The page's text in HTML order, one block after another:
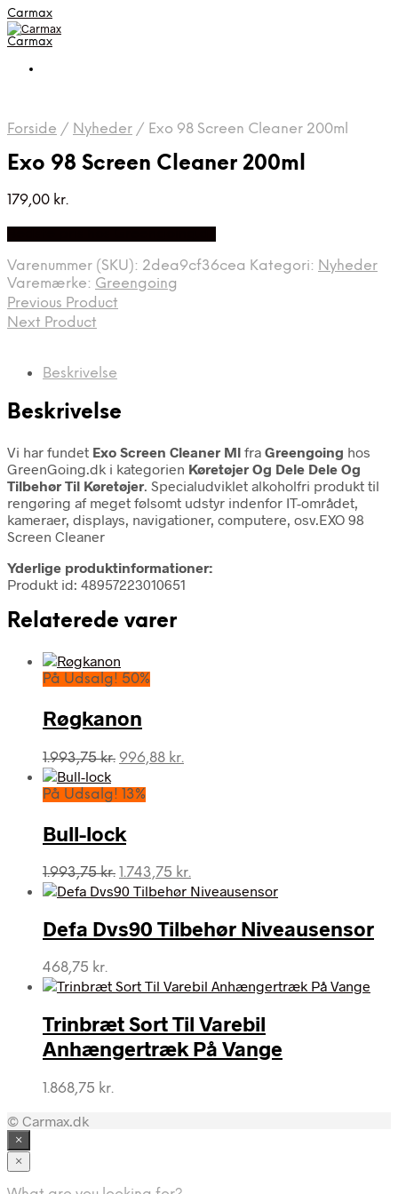
Carmax
Carmax
Forside / Nyheder / Exo 98 Screen Cleaner 200ml
Exo 98 Screen Cleaner 200ml
179,00 kr.
Varenummer (SKU): 2dea9cf36cea Kategori: Nyheder
Varemærke: Greengoing
Previous Product
Next Product
Beskrivelse
Beskrivelse
Vi har fundet Exo Screen Cleaner Ml fra Greengoing hos
GreenGoing.dk i kategorien Køretøjer Og Dele Dele Og
Tilbehør Til Køretøjer. Specialudviklet alkoholfri produkt til
rengøring af meget følsomt udstyr indenfor IT-området,
kameraer, displays, navigationer, computere, osv.EXO 98
Screen Cleaner
Yderlige produktinformationer:
Produkt id: 48957223010651
Relaterede varer
På Udsalg! 50%
Røgkanon
1.993,75kr. Den
pris
1.993,75 kr..
996,88 kr.
På Udsalg! 13%
Bull-lock
1.993,75kr. Den
oprindelige
var:
1.993,75 kr..
1.743,75 kr.
aktuelle
er:
1.743,75 kr..
Defa Dvs90 Tilbehør Niveausensor
468,75 kr.
Trinbræt Sort Til Varebil
Anhængertræk På Vange
1.868,75 kr.
© Carmax.dk
×
×